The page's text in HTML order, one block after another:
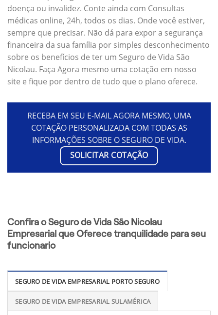
doença ou invalidez. Conte ainda com Consultas
médicas online, 24h, todos os dias. Onde você estiver,
sempre que precisar. Não dá para expor a segurança
financeira da sua família por simples desconhecimento
sobre os benefícios de ter um Seguro de Vida São
Nicolau. Faça Agora mesmo uma cotação em nosso
site e fique por dentro de tudo que o plano oferece.
RECEBA EM SEU E-MAIL AGORA MESMO, UMA
COTAÇÃO PERSONALIZADA COM TODAS AS
INFORMAÇÕES SOBRE O SEGURO DE VIDA.
SOLICITAR COTAÇÃO
Confira o Seguro de Vida São Nicolau
Empresarial que Oferece tranquilidade para seu
funcionario
SEGURO DE VIDA EMPRESARIAL PORTO SEGURO
SEGURO DE VIDA EMPRESARIAL SULAMÉRICA